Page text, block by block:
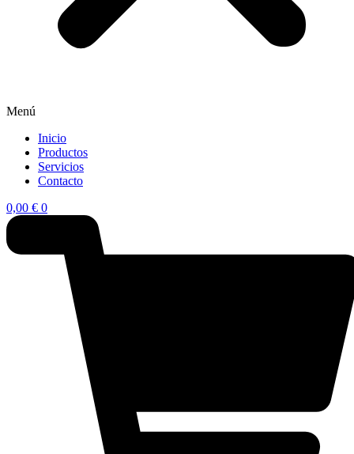
Menú
Inicio
Productos
Servicios
Contacto
0,00 € 0